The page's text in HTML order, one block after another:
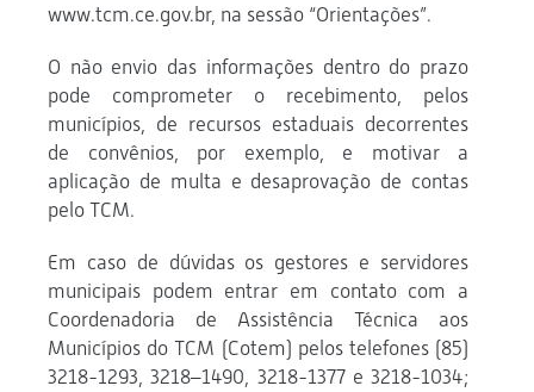
www.tcm.ce.gov.br, na sessão “Orientações”.
O não envio das informações dentro do prazo
pode comprometer o recebimento, pelos
municípios, de recursos estaduais decorrentes
de convênios, por exemplo, e motivar a
aplicação de multa e desaprovação de contas
pelo TCM.
Em caso de dúvidas os gestores e servidores
municipais podem entrar em contato com a
Coordenadoria de Assistência Técnica aos
Municípios do TCM (Cotem) pelos telefones (85)
3218-1293, 3218–1490, 3218-1377 e 3218-1034;